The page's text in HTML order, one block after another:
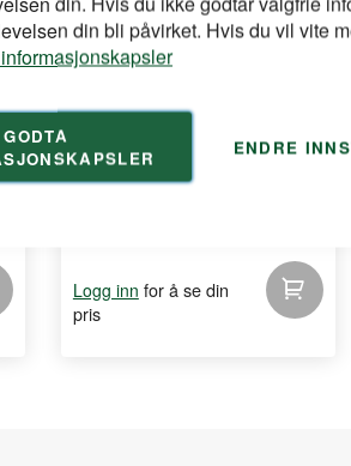
din bli påvirket. Hvis du vil vite
GODTA
ENDRE
Safety Dry ITM Komplett
545x1270x175mm NY
Logg inn for å se din
pris